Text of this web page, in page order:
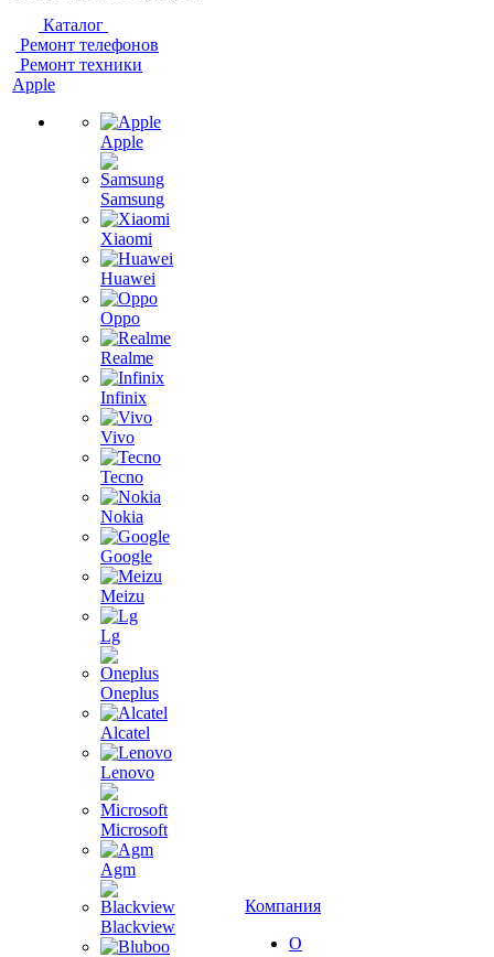
Каталог
Ремонт телефонов
Ремонт техники
Apple
Apple
Samsung
Xiaomi
Huawei
Oppo
Realme
Infinix
Vivo
Tecno
Nokia
Google
Meizu
Lg
Oneplus
Alcatel
Lenovo
Microsoft
Agm
Blackview
Компания
О